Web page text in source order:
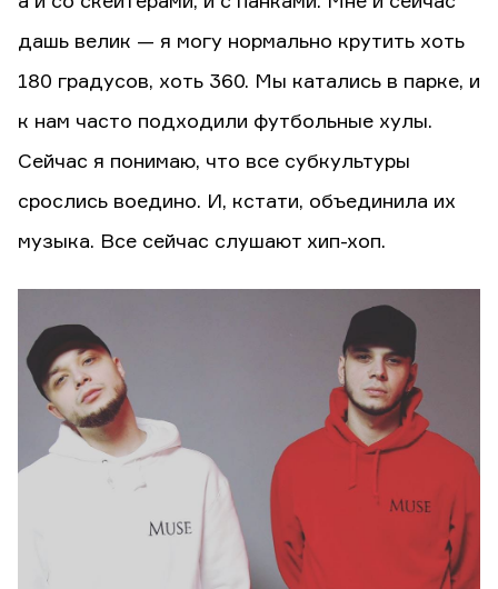
дашь велик — я могу нормально крутить хоть
180 градусов, хоть 360. Мы катались в парке, и
к нам часто подходили футбольные хулы.
Сейчас я понимаю, что все субкультуры
срослись воедино. И, кстати, объединила их
музыка. Все сейчас слушают хип-хоп.